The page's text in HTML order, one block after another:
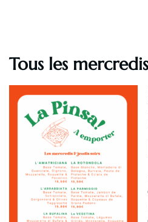
Tous les